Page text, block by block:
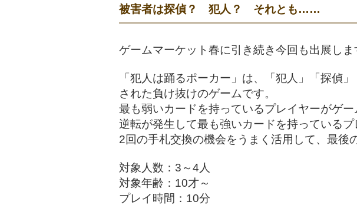
被害者は探偵？ 犯人？ それとも……
ゲームマーケット春に引き続き今回も出展しま
「犯人は踊るポーカー」は、「犯人」「探偵
された負け抜けのゲームです。
最も弱いカードを持っているプレイヤーがゲ
逆転が発生して最も強いカードを持っているプ
2回の手札交換の機会をうまく活用して、最後
対象人数：3～4人
対象年齢：10才～
プレイ時間：10分